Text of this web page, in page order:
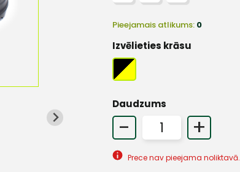
Pieejamais atlikums: 0
Izvēlieties krāsu
Daudzums
- +
Prece nav pieejama noliktavā.